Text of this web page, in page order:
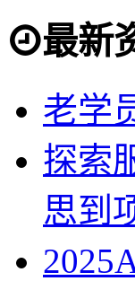
最新
老学
探索
思到